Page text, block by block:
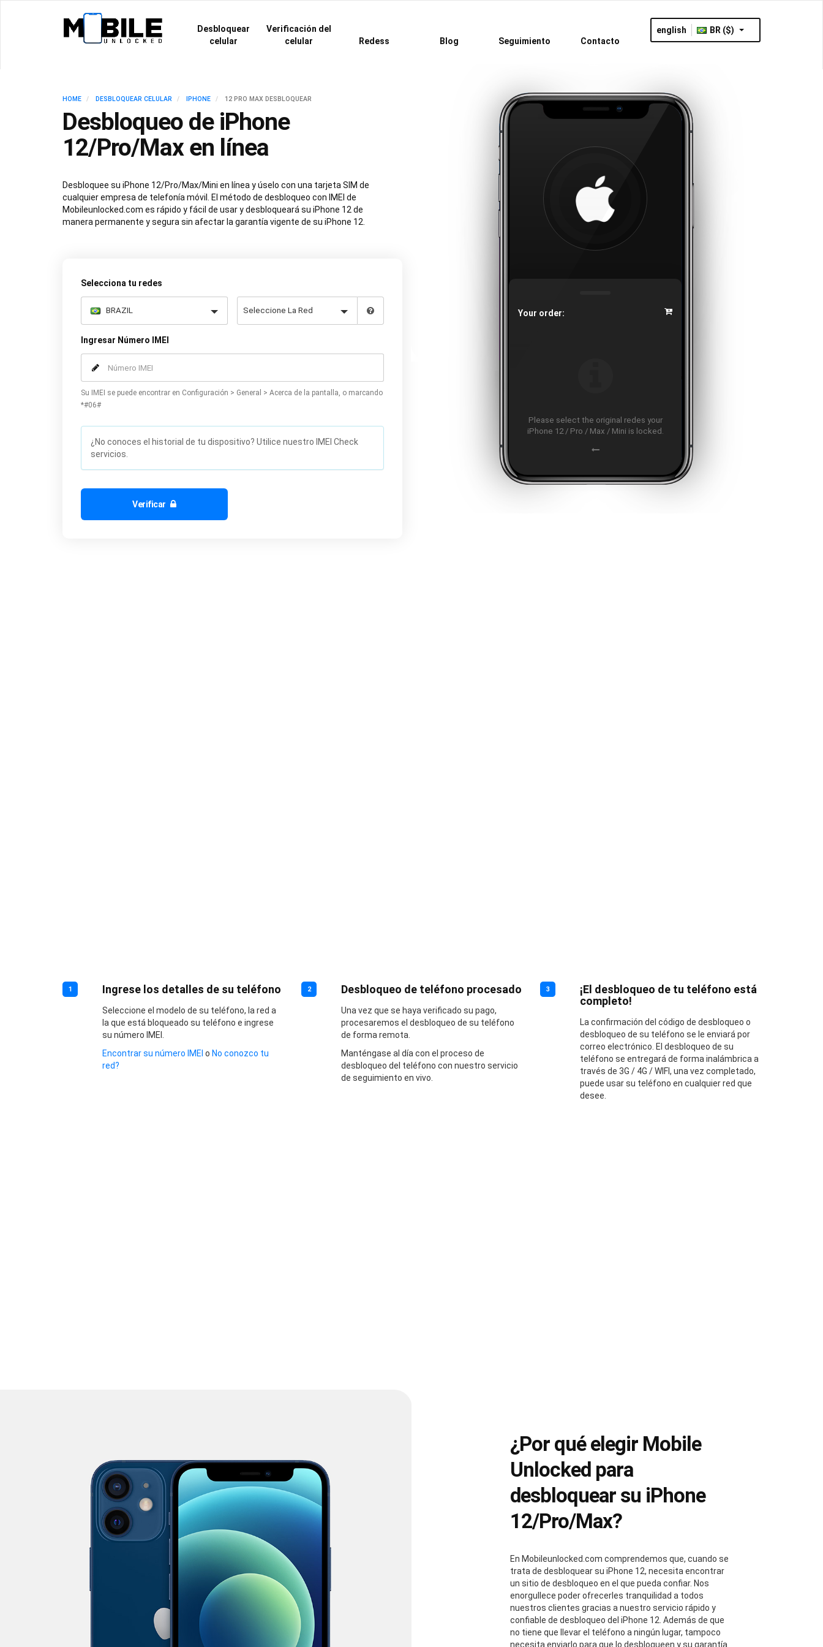
Desbloquear
celular
Verificación del
celular
Redess Blog Seguimiento Contacto
english BR ($)
HOME DESBLOQUEAR CELULAR IPHONE 12 PRO MAX DESBLOQUEAR
Desbloqueo de iPhone
12/Pro/Max en línea
Desbloquee su iPhone 12/Pro/Max/Mini en línea y úselo con una tarjeta SIM de
cualquier empresa de telefonía móvil. El método de desbloqueo con IMEI de
Mobileunlocked.com es rápido y fácil de usar y desbloqueará su iPhone 12 de
manera permanente y segura sin afectar la garantía vigente de su iPhone 12.
Selecciona tu redes
Ingresar Número IMEI
Su IMEI se puede encontrar en Configuración > General > Acerca de la pantalla, o marcando
*#06#
¿No conoces el historial de tu dispositivo? Utilice nuestro IMEI Check
servicios.
Verificar
Your order:
Please select the original redes your
iPhone 12 / Pro / Max / Mini is locked.
1 Ingrese los detalles de su teléfono
Seleccione el modelo de su teléfono, la red a
la que está bloqueado su teléfono e ingrese
su número IMEI.
Encontrar su número IMEI o No conozco tu
red?
2 Desbloqueo de teléfono procesado
Una vez que se haya verificado su pago,
procesaremos el desbloqueo de su teléfono
de forma remota.
Manténgase al día con el proceso de
desbloqueo del teléfono con nuestro servicio
de seguimiento en vivo.
3
¡El desbloqueo de tu teléfono está
completo!
La confirmación del código de desbloqueo o
desbloqueo de su teléfono se le enviará por
correo electrónico. El desbloqueo de su
teléfono se entregará de forma inalámbrica a
través de 3G / 4G / WIFI, una vez completado,
puede usar su teléfono en cualquier red que
desee.
¿Por qué elegir Mobile
Unlocked para
desbloquear su iPhone
12/Pro/Max?
En Mobileunlocked.com comprendemos que, cuando se
trata de desbloquear su iPhone 12, necesita encontrar
un sitio de desbloqueo en el que pueda confiar. Nos
enorgullece poder ofrecerles tranquilidad a todos
nuestros clientes gracias a nuestro servicio rápido y
confiable de desbloqueo del iPhone 12. Además de que
no tiene que llevar el teléfono a ningún lugar, tampoco
necesita enviarlo para que lo desbloqueen y su garantía